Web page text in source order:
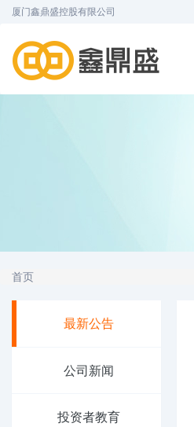
厦门鑫鼎盛控股有限公司
首页
最新公告
公司新闻
投资者教育